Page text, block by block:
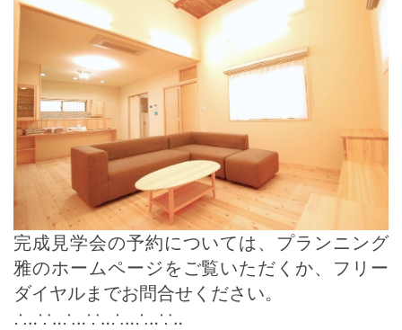
完成見学会の予約については、プランニング
雅のホームページをご覧いただくか、フリー
ダイヤルまでお問合せください。
∴‥∵‥∴‥∵‥∴‥∴‥∵‥